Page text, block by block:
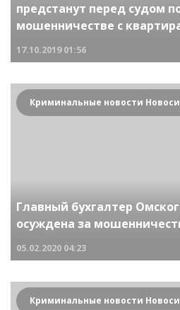
предстанут перед судом
мошенничестве с
17.10.2019 01:56
Главный бухгалтер
осуждена за
05.02.2020 04:23